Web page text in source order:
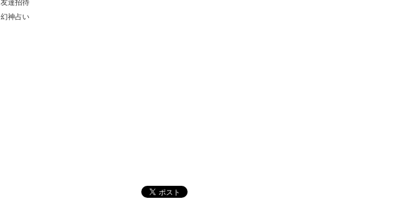
友達招待
幻神占い